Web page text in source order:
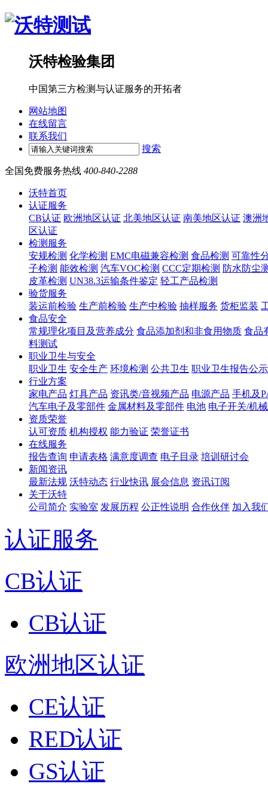
沃特检验集团
中国第三方检测与认证服务的开拓者
网站地图
在线留言
联系我们
搜索
全国免费服务热线 400-840-2288
沃特首页
认证服务
CB认证 欧洲地区认证 北美地区认证 南美地区认证 澳洲
区认证
检测服务
安规检测 化学检测 EMC电磁兼容检测 食品检测 可靠性
子检测 能效检测 汽车VOC检测 CCC定期检测 防水防尘
皮革检测 UN38.3运输条件鉴定 轻工产品检测
验货服务
装运前检验 生产前检验 生产中检验 抽样服务 货柜监装
食品安全
常规理化项目及营养成分 食品添加剂和非食用物质 食品
料测试
职业卫生与安全
职业卫生 安全生产 环境检测 公共卫生 职业卫生报告公示
行业方案
家电产品 灯具产品 资讯类/音视频产品 电源产品 手机及
汽车电子及零部件 金属材料及零部件 电池 电子开关/机
资质荣誉
认可资质 机构授权 能力验证 荣誉证书
在线服务
报告查询 申请表格 满意度调查 电子目录 培训研讨会
新闻资讯
最新法规 沃特动态 行业快讯 展会信息 资讯订阅
关于沃特
公司简介 实验室 发展历程 公正性说明 合作伙伴 加入我
认证服务
CB认证
CB认证
欧洲地区认证
CE认证
RED认证
GS认证